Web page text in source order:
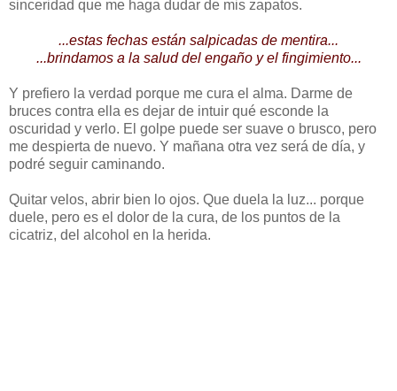
sinceridad que me haga dudar de mis zapatos.
...estas fechas están salpicadas de mentira...
...brindamos a la salud del engaño y el fingimiento...
Y prefiero la verdad porque me cura el alma. Darme de
bruces contra ella es dejar de intuir qué esconde la
oscuridad y verlo. El golpe puede ser suave o brusco, pero
me despierta de nuevo. Y mañana otra vez será de día, y
podré seguir caminando.
Quitar velos, abrir bien lo ojos. Que duela la luz... porque
duele, pero es el dolor de la cura, de los puntos de la
cicatriz, del alcohol en la herida.